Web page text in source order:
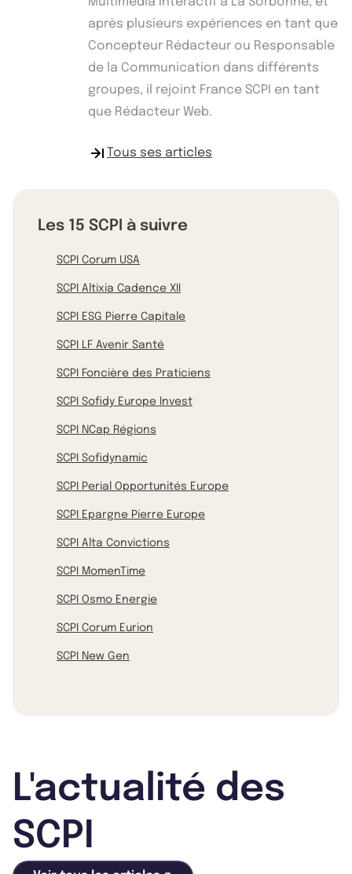
après plusieurs expériences en tant que
Concepteur Rédacteur ou Responsable
de la Communication dans différents
groupes, il rejoint France SCPI en tant
que Rédacteur Web.
Tous ses articles
Les 15 SCPI à suivre
SCPI Corum USA
SCPI Altixia Cadence XII
SCPI ESG Pierre Capitale
SCPI LF Avenir Santé
SCPI Foncière des Praticiens
SCPI Sofidy Europe Invest
SCPI NCap Régions
SCPI Sofidynamic
SCPI Perial Opportunités Europe
SCPI Epargne Pierre Europe
SCPI Alta Convictions
SCPI MomenTime
SCPI Osmo Energie
SCPI Corum Eurion
SCPI New Gen
L'actualité des
SCPI